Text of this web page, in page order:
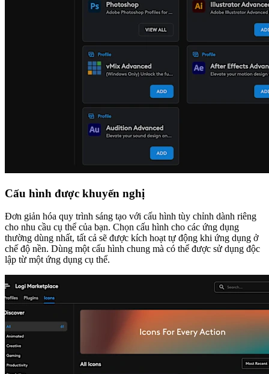
Cấu hình được khuyến nghị
Đơn giản hóa quy trình sáng tạo với cấu hình tùy chỉnh dành riêng
cho nhu cầu cụ thể của bạn. Chọn cấu hình cho các ứng dụng
thường dùng nhất, tất cả sẽ được kích hoạt tự động khi ứng dụng ở
chế độ nền. Dùng một cấu hình chung mà có thể được sử dụng độc
lập từ một ứng dụng cụ thể.